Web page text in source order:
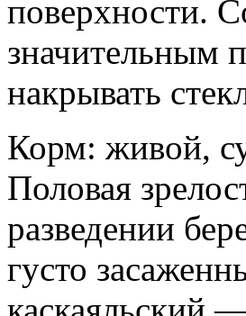
поверхности.
значительным
накрывать
Корм: живой,
Половая
разведении
густо